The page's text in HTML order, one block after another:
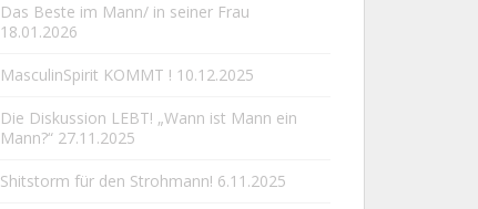
Das Beste im Mann/ in seiner Frau
18.01.2026
MasculinSpirit KOMMT ! 10.12.2025
Die Diskussion LEBT! „Wann ist Mann ein
Mann?“ 27.11.2025
Shitstorm für den Strohmann! 6.11.2025